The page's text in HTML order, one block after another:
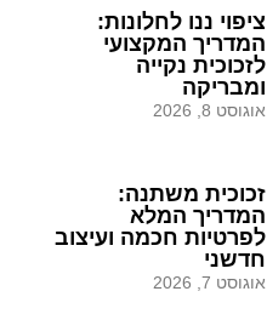
ציפוי ננו לחלונות:
המדריך המקצועי
לזכוכית נקייה
ומבריקה
אוגוסט 8, 2026
זכוכית משתנה:
המדריך המלא
לפרטיות חכמה ועיצוב
חדשני
אוגוסט 7, 2026